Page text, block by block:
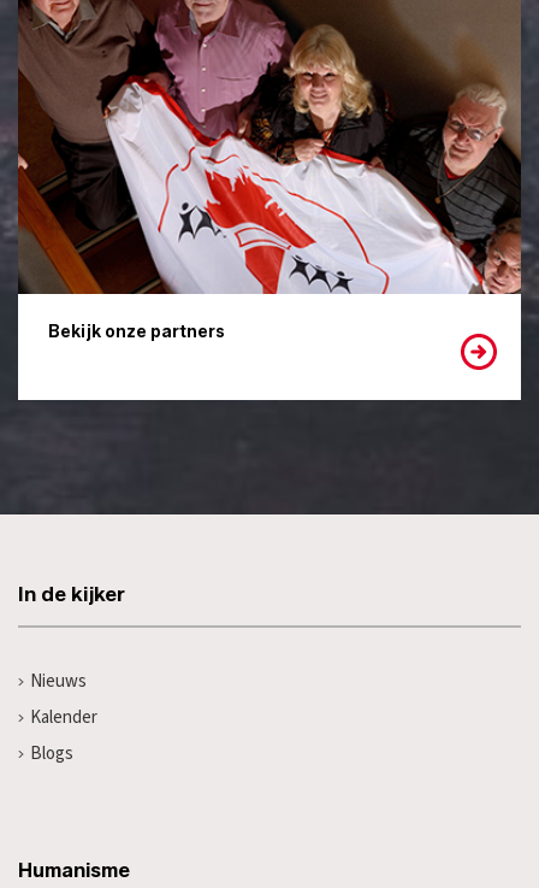
Bekijk onze partners
In de kijker
Nieuws
Kalender
Blogs
Humanisme